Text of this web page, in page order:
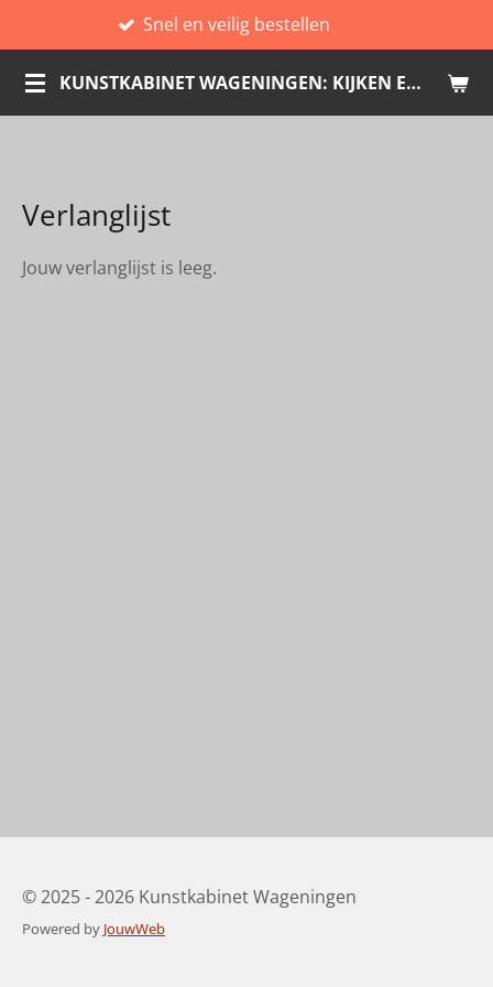
direct
naar
de
KUNSTKABINET WAGENINGEN: KIJKEN EN KOPEN
Snel en veilig bestellen
Verlanglijst
Jouw verlanglijst is leeg.
© 2025 - 2026 Kunstkabinet Wageningen
Powered by JouwWeb